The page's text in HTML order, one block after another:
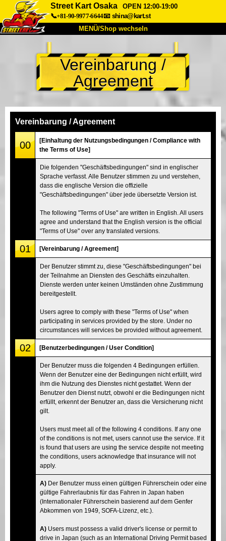
Street Kart Osaka
OPEN 12:00-19:00
📞+81-90-9977-6644📧 shina@kart.st
MENÜ/Shop wechseln
Über uns Spezifikationen Preise
Anfahrt Bewertungen FAQ
Shop wechseln
Tokio Akihabara#2
Tokio Shibuya Annex Tokio Bucht
Tokio Asakusa
Vereinbarung /
Agreement
Vereinbarung / Agreement
00
[Einhaltung der Nutzungsbedingungen / Compliance with
the Terms of Use]
Die folgenden "Geschäftsbedingungen" sind in englischer
Sprache verfasst. Alle Benutzer stimmen zu und verstehen,
dass die englische Version die offizielle
"Geschäftsbedingungen" über jede übersetzte Version ist.
The following "Terms of Use" are written in English. All users
agree and understand that the English version is the official
"Terms of Use" over any translated versions.
01 [Vereinbarung / Agreement]
Der Benutzer stimmt zu, diese "Geschäftsbedingungen" bei
der Teilnahme an Diensten des Geschäfts einzuhalten.
Dienste werden unter keinen Umständen ohne Zustimmung
bereitgestellt.
Users agree to comply with these "Terms of Use" when
participating in services provided by the store. Under no
circumstances will services be provided without agreement.
02 [Benutzerbedingungen / User Condition]
Der Benutzer muss die folgenden 4 Bedingungen erfüllen.
Wenn der Benutzer eine der Bedingungen nicht erfüllt, wird
ihm die Nutzung des Dienstes nicht gestattet. Wenn der
Benutzer den Dienst nutzt, obwohl er die Bedingungen nicht
erfüllt, erkennt der Benutzer an, dass die Versicherung nicht
gilt.
Users must meet all of the following 4 conditions. If any one
of the conditions is not met, users cannot use the service. If it
is found that users are using the service despite not meeting
the conditions, users acknowledge that insurance will not
apply.
A) Der Benutzer muss einen gültigen Führerschein oder eine
gültige Fahrerlaubnis für das Fahren in Japan haben
(Internationaler Führerschein basierend auf dem Genfer
Abkommen von 1949, SOFA-Lizenz, etc.).
A) Users must possess a valid driver's license or permit to
drive in Japan (such as an International Driving Permit based